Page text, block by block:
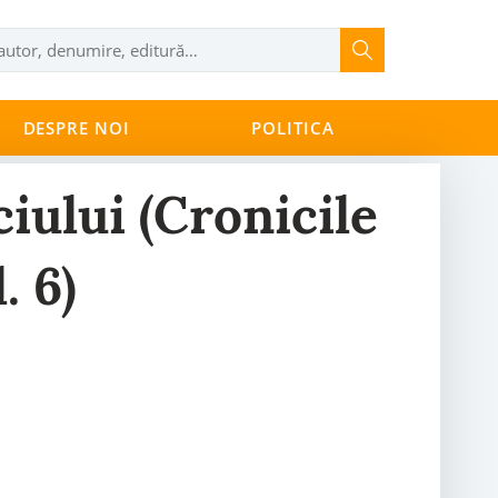
DESPRE NOI POLITICA
(Cronicile
6)